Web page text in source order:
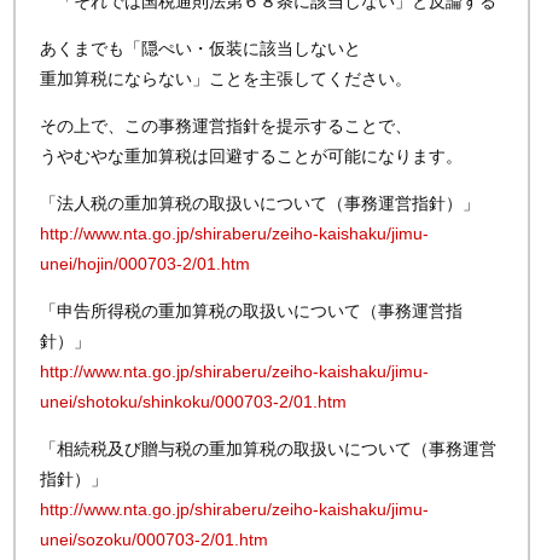
あくまでも「隠ぺい・仮装に該当しないと
重加算税にならない」ことを主張してください。
その上で、この事務運営指針を提示することで、
うやむやな重加算税は回避することが可能になります。
「法人税の重加算税の取扱いについて（事務運営指針）」
http://www.nta.go.jp/shiraberu/zeiho-kaishaku/jimu-
unei/hojin/000703-2/01.htm
「申告所得税の重加算税の取扱いについて（事務運営指
針）」
http://www.nta.go.jp/shiraberu/zeiho-kaishaku/jimu-
unei/shotoku/shinkoku/000703-2/01.htm
「相続税及び贈与税の重加算税の取扱いについて（事務運営
指針）」
http://www.nta.go.jp/shiraberu/zeiho-kaishaku/jimu-
unei/sozoku/000703-2/01.htm